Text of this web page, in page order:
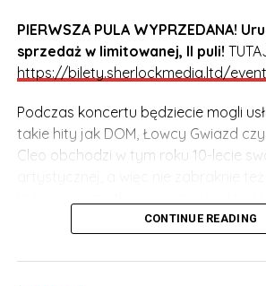
PIERWSZA PULA WYPRZEDANA!
sprzedaż w limitowanej, II puli!
https://bilety.sherlockmedia.ltd/
Podczas koncertu będziecie mogli
takie hity jak DOM, Łowcy Gwiazd
Cleo obchodzi w tym roku 10-lecie
Cleo będzie towarzyszył DJ,
gwarantowana!
CONTINUE READING